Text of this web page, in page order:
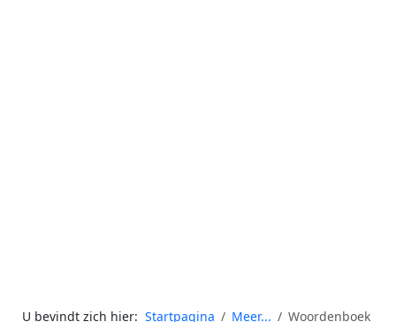
U bevindt zich hier: Startpagina Meer... Woordenboek